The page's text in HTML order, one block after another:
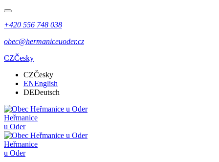
+420 556 748 038
obec@hermaniceuoder.cz
CZČesky
CZČesky
ENEnglish
DEDeutsch
Heřmanice
u Oder
Heřmanice
u Oder